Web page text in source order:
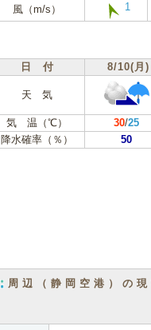
風（m/s）
1
日 付 8/10(月)
天 気
気 温（℃） 30/25
降水確率（％）
50
周辺（静岡空港）の